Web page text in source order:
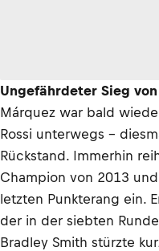
Ungefährdeter Sieg
Márquez war bald
Rossi unterwegs –
Rückstand. Immerhin
Champion von 2013
letzten Punkterang ein.
der in der siebten
Bradley Smith stürzte